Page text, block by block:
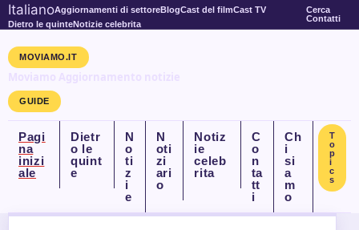
ItalianoAggiornamenti di settoreBlogCast del filmCast TV
Dietro le quinteNotizie celebrita
Cerca
Contatti
MOVIAMO.IT
Moviamo Aggiornamento notizie
GUIDE
Pagi
na
inizi
ale
Dietr
o le
quint
e
N
o
ti
z
i
e
N
oti
zi
ari
o
Notiz
ie
celeb
rita
C
o
n
ta
tt
i
Ch
i
si
a
m
o
T
o
p
i
c
s